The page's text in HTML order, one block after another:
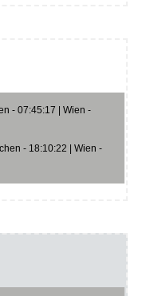
- 07:45:17 | Wien -
- 18:10:22 | Wien -